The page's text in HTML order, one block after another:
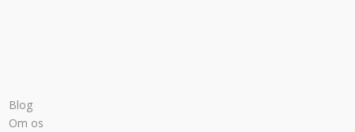
Blog
Om os